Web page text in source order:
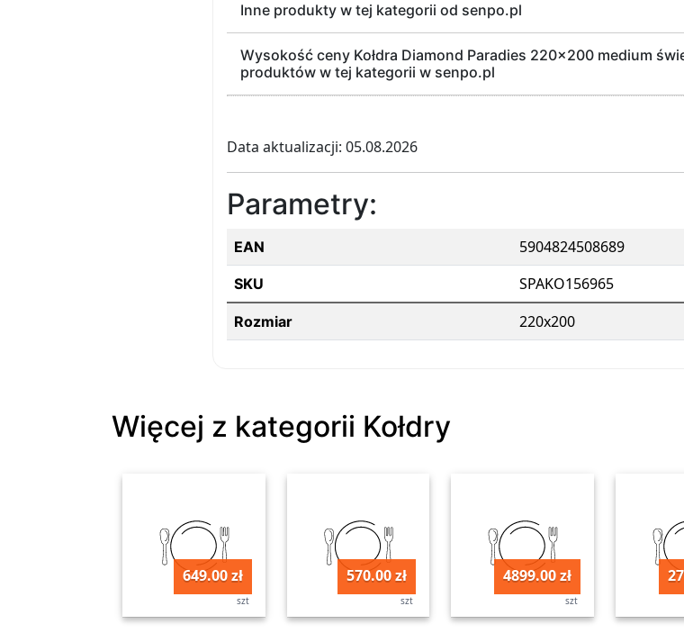
Inne produkty w tej kategorii od senpo.pl
Wysokość ceny Kołdra Diamond Paradies 220x200 medium
produktów w tej kategorii w senpo.pl
Data aktualizacji: 05.08.2026
Parametry:
EAN 5904824508689
SKU SPAKO156965
Rozmiar 220x200
Więcej z kategorii Kołdry
649.00 zł
szt
570.00 zł
szt
4899.00 zł
szt